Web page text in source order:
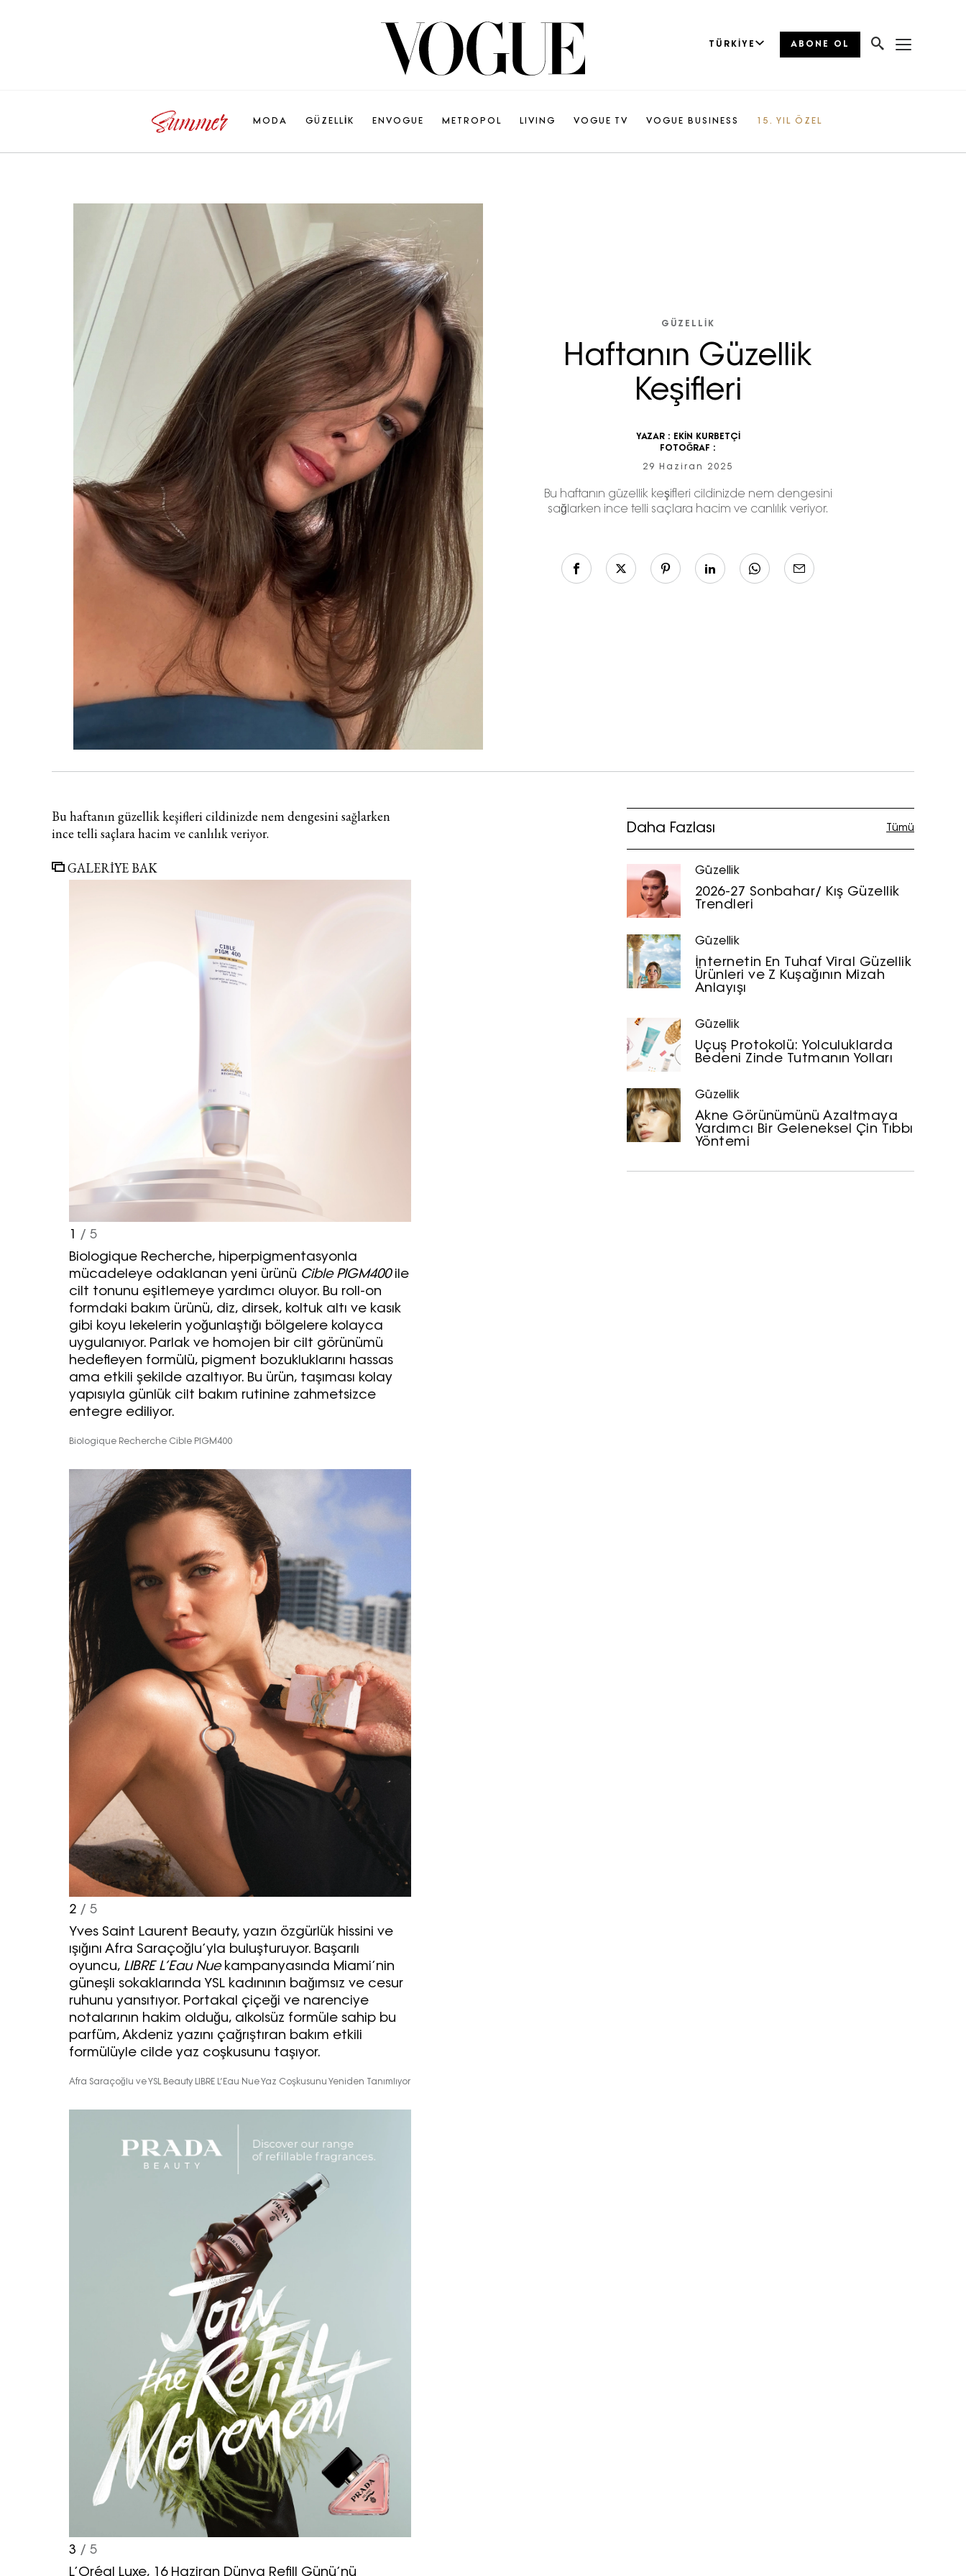
TÜRKIYE ABONE OL
MODA GÜZELLİK ENVOGUE METROPOL LIVING VOGUE TV VOGUE BUSINESS 15. YIL ÖZEL
Moda dünyasında neler oluyor? Yeni fikirler, öne çıkan
ve en popüler partilerden haberdar olmak için haftalık e-
bültenimize kaydolun.
Turkuvaz Haberleşme ve Yayıncılık A.Ş. tarafından
https://vogue.com.tr/
ürün ve hizmetlere ilişkin reklam, tanıtım, pazarlama ve
kutlama/ temenni amaçlı her türlü e-bülten/ ticari
elektronik ileti gönderiminin e-posta yoluyla tarafıma
yapılmasına onay ve bu kapsamda/ amaçla ad/ soyad
ve e-posta adresi verilerimin işlenmesine açık rıza
veriyorum.
GÜZELLIK
Haftanın Güzellik
Keşifleri
YAZAR : EKİN KURBETÇİ
FOTOĞRAF :
29 Haziran 2025
Bu haftanın güzellik keşifleri cildinizde nem dengesini
sağlarken ince telli saçlara hacim ve canlılık veriyor.
Bu haftanın güzellik keşifleri cildinizde nem dengesini sağlarken
ince telli saçlara hacim ve canlılık veriyor.
GALERİYE BAK
1 / 5
Biologique Recherche, hiperpigmentasyonla
mücadeleye odaklanan yeni ürünü Cible PIGM400ile
cilt tonunu eşitlemeye yardımcı oluyor. Bu roll-on
formdaki bakım ürünü, diz, dirsek, koltuk altı ve kasık
gibi koyu lekelerin yoğunlaştığı bölgelere kolayca
uygulanıyor. Parlak ve homojen bir cilt görünümü
hedefleyen formülü, pigment bozukluklarını hassas
ama etkili şekilde azaltıyor. Bu ürün, taşıması kolay
yapısıyla günlük cilt bakım rutinine zahmetsizce
entegre ediliyor.
Biologique Recherche Cible PIGM400
2 / 5
Yves Saint Laurent Beauty, yazın özgürlük hissini ve
ışığını Afra Saraçoğlu’yla buluşturuyor. Başarılı
oyuncu, LIBRE L’Eau Nuekampanyasında Miami’nin
güneşli sokaklarında YSL kadınının bağımsız ve cesur
ruhunu yansıtıyor. Portakal çiçeği ve narenciye
notalarının hakim olduğu, alkolsüz formüle sahip bu
parfüm, Akdeniz yazını çağrıştıran bakım etkili
formülüyle cilde yaz coşkusunu taşıyor.
Afra Saraçoğlu ve YSL Beauty LIBRE L’Eau Nue Yaz Coşkusunu Yeniden Tanımlıyor
3 / 5
L’Oréal Luxe, 16 Haziran Dünya Refill Günü’nü
Daha Fazlası Tümü
Güzellik
2026-27 Sonbahar/ Kış Güzellik
Trendleri
Güzellik
İnternetin En Tuhaf Viral Güzellik
Ürünleri ve Z Kuşağının Mizah
Anlayışı
Güzellik
Uçuş Protokolü: Yolculuklarda
Bedeni Zinde Tutmanın Yolları
Güzellik
Akne Görünümünü Azaltmaya
Yardımcı Bir Geleneksel Çin Tıbbı
Yöntemi